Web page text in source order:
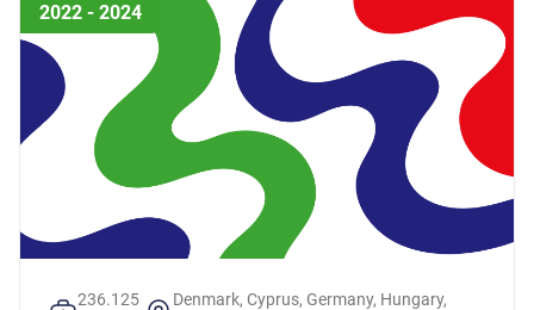
2022 - 2024
236.125
Denmark, Cyprus, Germany, Hungary,